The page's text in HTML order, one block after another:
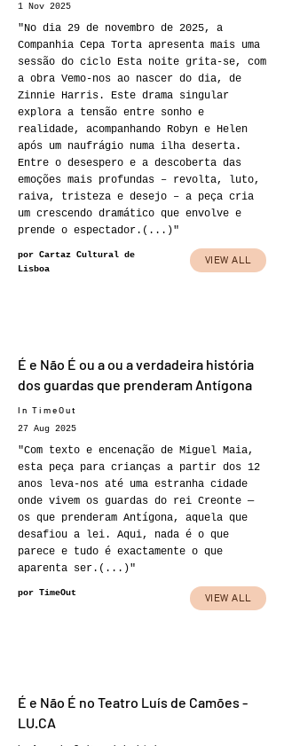
1 Nov 2025
"No dia 29 de novembro de 2025, a
Companhia Cepa Torta apresenta mais uma
sessão do ciclo Esta noite grita-se, com
a obra Vemo-nos ao nascer do dia, de
Zinnie Harris. Este drama singular
explora a tensão entre sonho e
realidade, acompanhando Robyn e Helen
após um naufrágio numa ilha deserta.
Entre o desespero e a descoberta das
emoções mais profundas – revolta, luto,
raiva, tristeza e desejo – a peça cria
um crescendo dramático que envolve e
prende o espectador.(...)"
por Cartaz Cultural de
Lisboa
VIEW ALL
É e Não É ou a ou a verdadeira história
dos guardas que prenderam Antígona
In TimeOut
27 Aug 2025
"Com texto e encenação de Miguel Maia,
esta peça para crianças a partir dos 12
anos leva-nos até uma estranha cidade
onde vivem os guardas do rei Creonte —
os que prenderam Antígona, aquela que
desafiou a lei. Aqui, nada é o que
parece e tudo é exactamente o que
aparenta ser.(...)"
por TimeOut
VIEW ALL
É e Não É no Teatro Luís de Camões -
LU.CA